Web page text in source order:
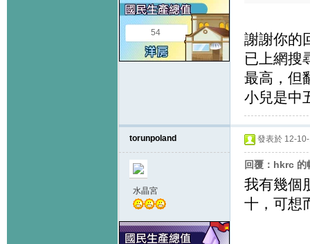
54
謝謝你的
已上網搜
最高，但
小兒是中
torunpoland
水晶宮
發表於 12-
回覆：hkrc 的
我有幾個
十，可想